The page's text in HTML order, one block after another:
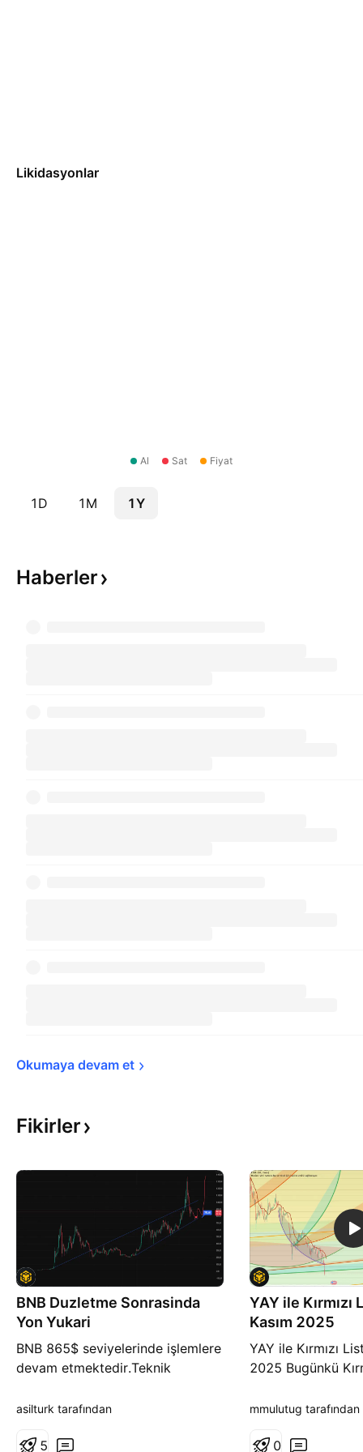
Likidasyonlar
Al Sat Fiyat
1D 1M 1Y
Haberler
Okumaya devam et
Fikirler
BNB Duzletme Sonrasinda
Yon Yukari
BNB 865$ seviyelerinde işlemlere
devam etmektedir.Teknik
devamının önümüzdeki günlerde
ile birlikte BNB psikolojik destek
asilturk tarafından
5
YAY ile Kırmızı
Kasım 2025
YAY ile Kırmızı
2025 Bugünkü
çalışmalarının
klasik çizgi
mmulutug tarafından
0